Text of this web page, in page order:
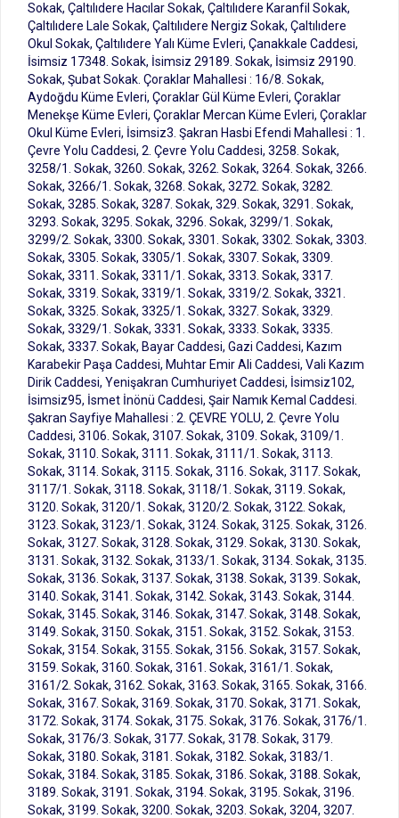
Sokak, Çaltılıdere Hacılar Sokak, Çaltılıdere Karanfil Sokak,
Çaltılıdere Lale Sokak, Çaltılıdere Nergiz Sokak, Çaltılıdere
Okul Sokak, Çaltılıdere Yalı Küme Evleri, Çanakkale Caddesi,
İsimsiz 17348. Sokak, İsimsiz 29189. Sokak, İsimsiz 29190.
Sokak, Şubat Sokak. Çoraklar Mahallesi : 16/8. Sokak,
Aydoğdu Küme Evleri, Çoraklar Gül Küme Evleri, Çoraklar
Menekşe Küme Evleri, Çoraklar Mercan Küme Evleri, Çoraklar
Okul Küme Evleri, İsimsiz3. Şakran Hasbi Efendi Mahallesi : 1.
Çevre Yolu Caddesi, 2. Çevre Yolu Caddesi, 3258. Sokak,
3258/1. Sokak, 3260. Sokak, 3262. Sokak, 3264. Sokak, 3266.
Sokak, 3266/1. Sokak, 3268. Sokak, 3272. Sokak, 3282.
Sokak, 3285. Sokak, 3287. Sokak, 329. Sokak, 3291. Sokak,
3293. Sokak, 3295. Sokak, 3296. Sokak, 3299/1. Sokak,
3299/2. Sokak, 3300. Sokak, 3301. Sokak, 3302. Sokak, 3303.
Sokak, 3305. Sokak, 3305/1. Sokak, 3307. Sokak, 3309.
Sokak, 3311. Sokak, 3311/1. Sokak, 3313. Sokak, 3317.
Sokak, 3319. Sokak, 3319/1. Sokak, 3319/2. Sokak, 3321.
Sokak, 3325. Sokak, 3325/1. Sokak, 3327. Sokak, 3329.
Sokak, 3329/1. Sokak, 3331. Sokak, 3333. Sokak, 3335.
Sokak, 3337. Sokak, Bayar Caddesi, Gazi Caddesi, Kazım
Karabekir Paşa Caddesi, Muhtar Emir Ali Caddesi, Vali Kazım
Dirik Caddesi, Yenişakran Cumhuriyet Caddesi, İsimsiz102,
İsimsiz95, İsmet İnönü Caddesi, Şair Namık Kemal Caddesi.
Şakran Sayfiye Mahallesi : 2. ÇEVRE YOLU, 2. Çevre Yolu
Caddesi, 3106. Sokak, 3107. Sokak, 3109. Sokak, 3109/1.
Sokak, 3110. Sokak, 3111. Sokak, 3111/1. Sokak, 3113.
Sokak, 3114. Sokak, 3115. Sokak, 3116. Sokak, 3117. Sokak,
3117/1. Sokak, 3118. Sokak, 3118/1. Sokak, 3119. Sokak,
3120. Sokak, 3120/1. Sokak, 3120/2. Sokak, 3122. Sokak,
3123. Sokak, 3123/1. Sokak, 3124. Sokak, 3125. Sokak, 3126.
Sokak, 3127. Sokak, 3128. Sokak, 3129. Sokak, 3130. Sokak,
3131. Sokak, 3132. Sokak, 3133/1. Sokak, 3134. Sokak, 3135.
Sokak, 3136. Sokak, 3137. Sokak, 3138. Sokak, 3139. Sokak,
3140. Sokak, 3141. Sokak, 3142. Sokak, 3143. Sokak, 3144.
Sokak, 3145. Sokak, 3146. Sokak, 3147. Sokak, 3148. Sokak,
3149. Sokak, 3150. Sokak, 3151. Sokak, 3152. Sokak, 3153.
Sokak, 3154. Sokak, 3155. Sokak, 3156. Sokak, 3157. Sokak,
3159. Sokak, 3160. Sokak, 3161. Sokak, 3161/1. Sokak,
3161/2. Sokak, 3162. Sokak, 3163. Sokak, 3165. Sokak, 3166.
Sokak, 3167. Sokak, 3169. Sokak, 3170. Sokak, 3171. Sokak,
3172. Sokak, 3174. Sokak, 3175. Sokak, 3176. Sokak, 3176/1.
Sokak, 3176/3. Sokak, 3177. Sokak, 3178. Sokak, 3179.
Sokak, 3180. Sokak, 3181. Sokak, 3182. Sokak, 3183/1.
Sokak, 3184. Sokak, 3185. Sokak, 3186. Sokak, 3188. Sokak,
3189. Sokak, 3191. Sokak, 3194. Sokak, 3195. Sokak, 3196.
Sokak, 3199. Sokak, 3200. Sokak, 3203. Sokak, 3204, 3207.